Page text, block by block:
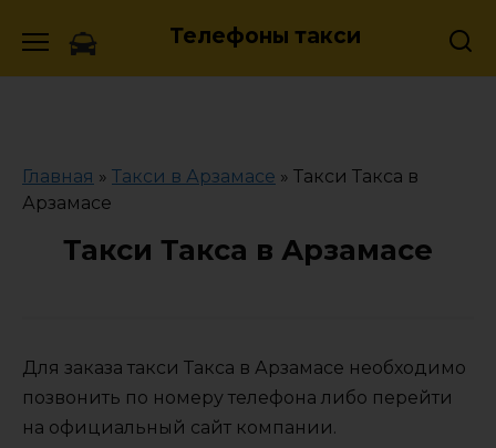
Телефоны такси
Главная » Такси в Арзамасе » Такси Такса в
Арзамасе
Такси Такса в Арзамасе
Для заказа такси Такса в Арзамасе необходимо
позвонить по номеру телефона либо перейти
на официальный сайт компании.